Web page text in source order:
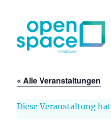
« Alle Veranstaltungen
Diese Veranstaltung